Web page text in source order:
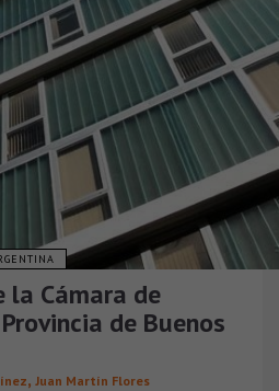
la Cámara de
de Buenos
, Juan Martín Flores